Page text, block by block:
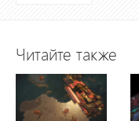
Читайте также